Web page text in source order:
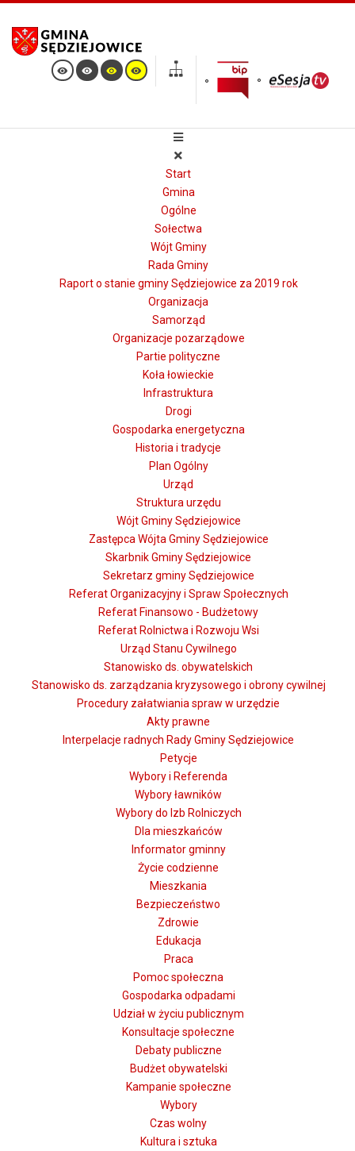
Start
Gmina
Ogólne
Sołectwa
Wójt Gminy
Rada Gminy
Raport o stanie gminy Sędziejowice za 2019 rok
Organizacja
Samorząd
Organizacje pozarządowe
Partie polityczne
Koła łowieckie
Infrastruktura
Drogi
Gospodarka energetyczna
Historia i tradycje
Plan Ogólny
Urząd
Struktura urzędu
Wójt Gminy Sędziejowice
Zastępca Wójta Gminy Sędziejowice
Skarbnik Gminy Sędziejowice
Sekretarz gminy Sędziejowice
Referat Organizacyjny i Spraw Społecznych
Referat Finansowo - Budżetowy
Referat Rolnictwa i Rozwoju Wsi
Urząd Stanu Cywilnego
Stanowisko ds. obywatelskich
Stanowisko ds. zarządzania kryzysowego i obrony cywilnej
Procedury załatwiania spraw w urzędzie
Akty prawne
Interpelacje radnych Rady Gminy Sędziejowice
Petycje
Wybory i Referenda
Wybory ławników
Wybory do Izb Rolniczych
Dla mieszkańców
Informator gminny
Życie codzienne
Mieszkania
Bezpieczeństwo
Zdrowie
Edukacja
Praca
Pomoc społeczna
Gospodarka odpadami
Udział w życiu publicznym
Konsultacje społeczne
Debaty publiczne
Budżet obywatelski
Kampanie społeczne
Wybory
Czas wolny
Kultura i sztuka